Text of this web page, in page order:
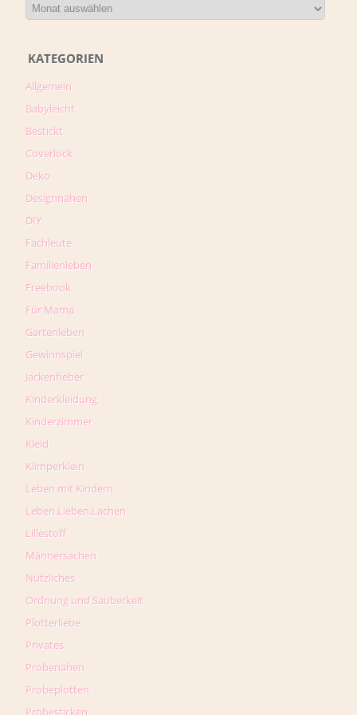
KATEGORIEN
Allgemein
Babyleicht
Bestickt
Coverlock
Deko
Designnähen
DIY
Fachleute
Familienleben
Freebook
Für Mama
Gartenleben
Gewinnspiel
Jackenfieber
Kinderkleidung
Kinderzimmer
Kleid
Klimperklein
Leben mit Kindern
Leben.Lieben.Lachen
Lillestoff
Männersachen
Nützliches
Ordnung und Sauberkeit
Plotterliebe
Privates
Probenähen
Probeplotten
Probesticken